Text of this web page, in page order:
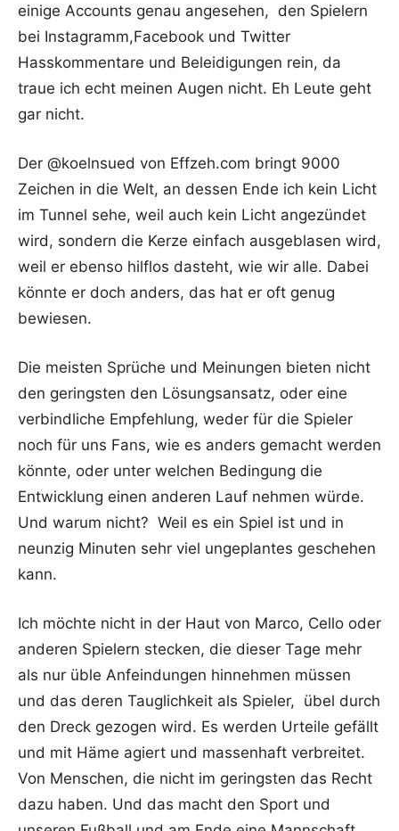
einige Accounts genau angesehen, den Spielern
bei Instagramm,Facebook und Twitter
Hasskommentare und Beleidigungen rein, da
traue ich echt meinen Augen nicht. Eh Leute geht
gar nicht.
Der @koelnsued von Effzeh.com bringt 9000
Zeichen in die Welt, an dessen Ende ich kein Licht
im Tunnel sehe, weil auch kein Licht angezündet
wird, sondern die Kerze einfach ausgeblasen wird,
weil er ebenso hilflos dasteht, wie wir alle. Dabei
könnte er doch anders, das hat er oft genug
bewiesen.
Die meisten Sprüche und Meinungen bieten nicht
den geringsten den Lösungsansatz, oder eine
verbindliche Empfehlung, weder für die Spieler
noch für uns Fans, wie es anders gemacht werden
könnte, oder unter welchen Bedingung die
Entwicklung einen anderen Lauf nehmen würde.
Und warum nicht? Weil es ein Spiel ist und in
neunzig Minuten sehr viel ungeplantes geschehen
kann.
Ich möchte nicht in der Haut von Marco, Cello oder
anderen Spielern stecken, die dieser Tage mehr
als nur üble Anfeindungen hinnehmen müssen
und das deren Tauglichkeit als Spieler, übel durch
den Dreck gezogen wird. Es werden Urteile gefällt
und mit Häme agiert und massenhaft verbreitet.
Von Menschen, die nicht im geringsten das Recht
dazu haben. Und das macht den Sport und